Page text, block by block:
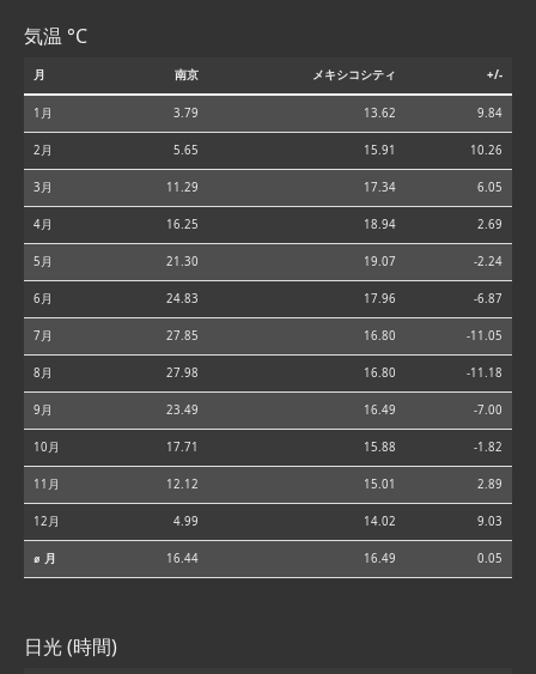
気温 °C
月 南京 メキシコシティ +/-
1月 3.79 13.62 9.84
2月 5.65 15.91 10.26
3月 11.29 17.34 6.05
4月 16.25 18.94 2.69
5月 21.30 19.07 -2.24
6月 24.83 17.96 -6.87
7月 27.85 16.80 -11.05
8月 27.98 16.80 -11.18
9月 23.49 16.49 -7.00
10月 17.71 15.88 -1.82
11月 12.12 15.01 2.89
12月 4.99 14.02 9.03
⌀ 月 16.44 16.49 0.05
日光 (時間)